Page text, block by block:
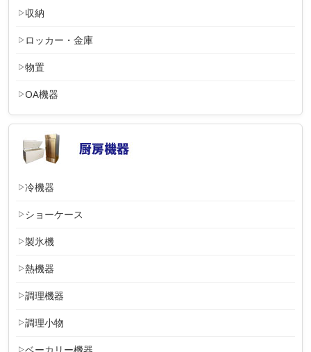
収納
ロッカー・金庫
物置
OA機器
冷機器
ショーケース
製氷機
熱機器
調理機器
調理小物
ベーカリー機器